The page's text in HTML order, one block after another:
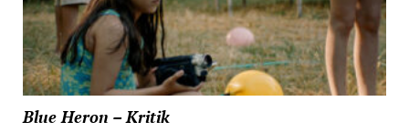
Blue Heron – Kritik